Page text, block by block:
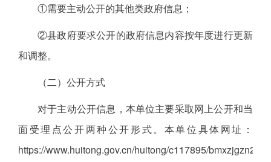
①需要主动公开的其他类政府信息；
②县政府要求公开的政府信息内容按年度进行更新
和调整。
（二）公开方式
对于主动公开信息，本单位主要采取网上公开和当
面受理点公开两种公开形式。本单位具体网址：
https://www.huitong.gov.cn/huitong/c117895/